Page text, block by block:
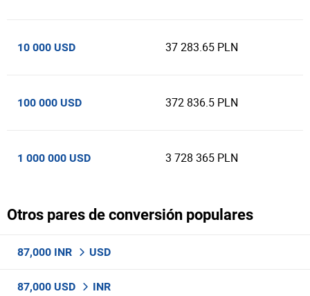
10 000 USD 37 283.65 PLN
100 000 USD 372 836.5 PLN
1 000 000 USD 3 728 365 PLN
Otros pares de conversión populares
87,000 INR USD
87,000 USD INR